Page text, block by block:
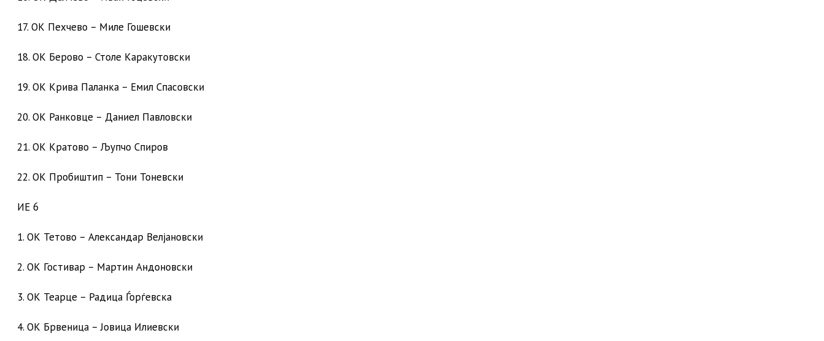
17. ОК Пехчево – Миле Гошевски
18. ОК Берово – Столе Каракутовски
19. ОК Крива Паланка – Емил Спасовски
20. ОК Ранковце – Даниел Павловски
21. ОК Кратово – Љупчо Спиров
22. ОК Пробиштип – Тони Тоневски
ИЕ 6
1. ОК Тетово – Александар Велјановски
2. ОК Гостивар – Мартин Андоновски
3. ОК Теарце – Радица Ѓорѓевска
4. ОК Брвеница – Јовица Илиевски